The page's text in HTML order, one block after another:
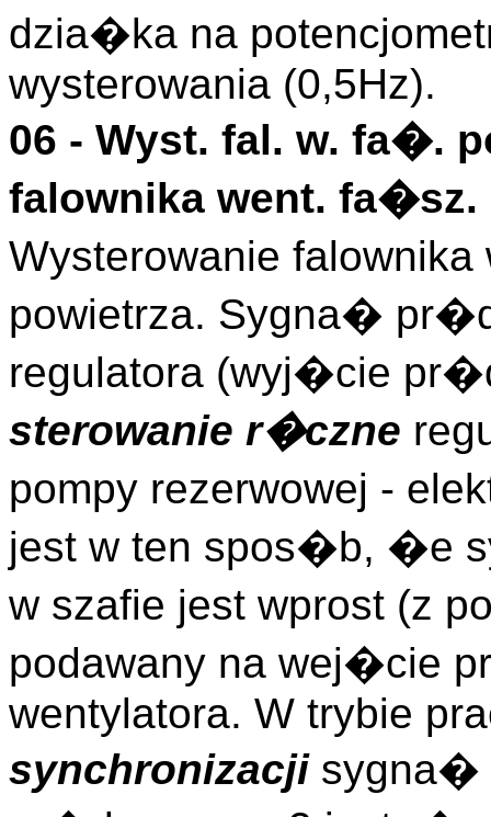
dzia�ka na
wysterowania (0,5Hz).
06 - Wyst. fal. w. fa�.
falownika went. fa�sz.
Wysterowanie
powietrza. Sygna�
regulatora (wyj�cie
sterowanie r�czne
pompy rezerwowej -
jest w ten spos�b, �e
w szafie jest wprost (z
podawany na wej�cie
wentylatora. W trybie
synchronizacjisygna�